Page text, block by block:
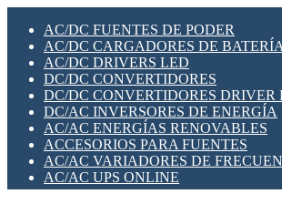
SWITCH Y MICROSWITCH
TARJETAS PI
UNIÓN Y DERIVACIÓN DE CABLE
PLACAS MODULARES IOT
SWITCHES Y REDES WIFI
SOLUCIONES IOT
SOLUCIONES LORAWAN
SOLUCIONES RED CELULAR
SEGURIDAD PARA REDES
SWITCHES LAN
TELEFONÍA IP (VOIP)
VIGILANCIA IP (CCTV)
MESHTASTIC
AC/DC FUENTES DE PODER
AC/DC CARGADORES DE BATERÍA
AC/DC DRIVERS LED
DC/DC CONVERTIDORES
DC/DC CONVERTIDORES DRIVER
DC/AC INVERSORES DE ENERGÍA
AC/AC ENERGÍAS RENOVABLES
ACCESORIOS PARA FUENTES
AC/AC VARIADORES DE
AC/AC UPS ONLINE